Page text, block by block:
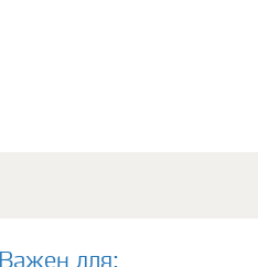
Bажен для: